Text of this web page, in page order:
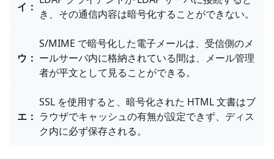
イ ：
き、その通信内容は暗号化することができない。
ウ ：
S/MIME で暗号化した電子メールは、受信側のメ
ールサーバ内に格納されている間は、メール管理
者が平文として見ることができる。
エ ：
SSL を使用すると、暗号化された HTML 文書はブ
ラウザでキャッシュの有無が設定できず、ディス
ク内に必ず保存される。